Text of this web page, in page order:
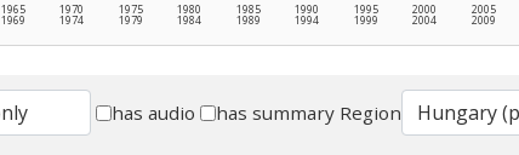
1965
1969
1970
1974
1975
1979
1980
1984
1985
1989
1990
1994
1995
1999
2000
2004
2005
2009
has audio has summary Region